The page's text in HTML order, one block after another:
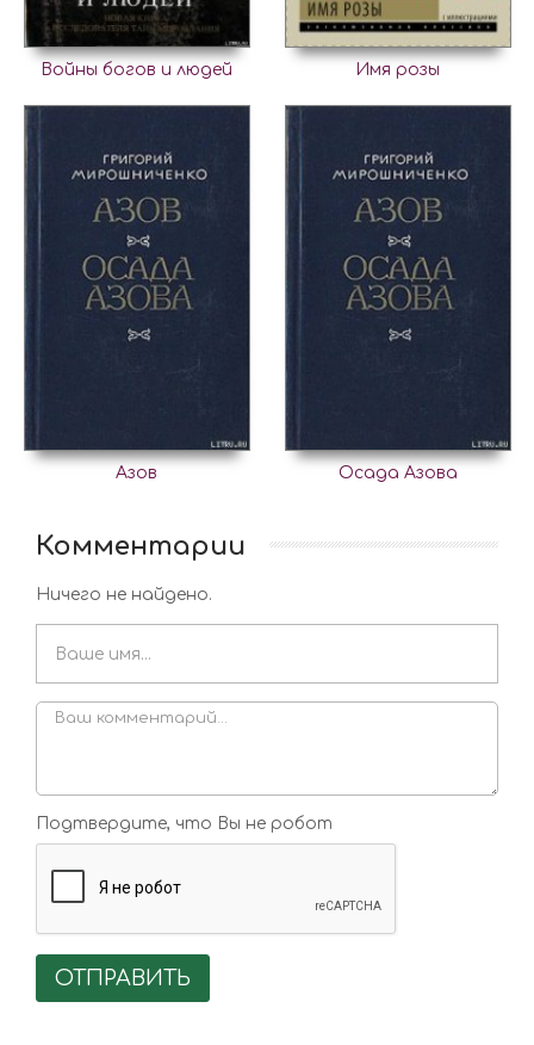
Войны богов и людей Имя розы
Азов Осада Азова
Комментарии
Ничего не найдено.
Подтвердите, что Вы не робот
ОТПРАВИТЬ